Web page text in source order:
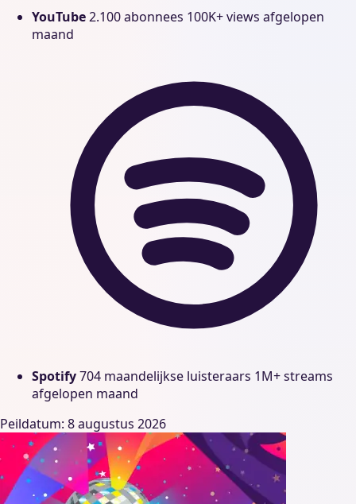
YouTube2.100 abonnees 100K+ views afgelopen
maand
Spotify704 maandelijkse luisteraars 1M+ streams
afgelopen maand
Peildatum: 8 augustus 2026